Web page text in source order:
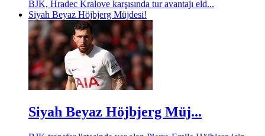
BJK, Hradec Kralove karşısında tur avantajı eld...
Siyah Beyaz Höjbjerg Müjdesi!
Siyah Beyaz Höjbjerg Müj...